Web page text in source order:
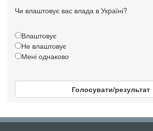
Чи влаштовує вас влада в Україні?
Влаштовує
Не влаштовує
Мені однаково
Голосувати/результат